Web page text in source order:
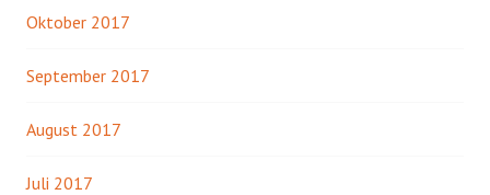
Oktober 2017
September 2017
August 2017
Juli 2017